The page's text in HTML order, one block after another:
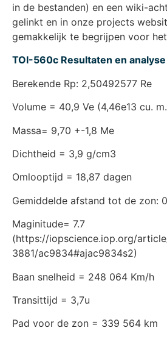
in de bestanden) en een wiki-
gelinkt en in onze projects
gemakkelijk te begrijpen voor
TOI-560c Resultaten en analyse
Berekende Rp: 2,50492577 Re
Volume = 40,9 Ve (4,46e13 cu.
Massa= 9,70 +-1,8 Me
Dichtheid = 3,9 g/cm3
Omlooptijd = 18,87 dagen
Gemiddelde afstand tot de zon:
Maginitude= 7.7
(https://iopscience.iop.org/
3881/ac9834#ajac9834s2)
Baan snelheid = 248 064 Km/h
Transittijd = 3,7u
Pad voor de zon = 339 564 km